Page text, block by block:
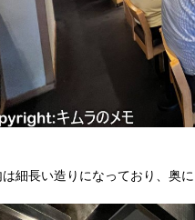
細長い造りになっており、奥